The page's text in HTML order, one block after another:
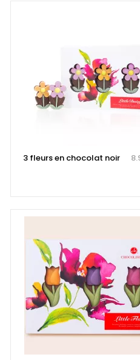
3 fleurs en chocolat noir